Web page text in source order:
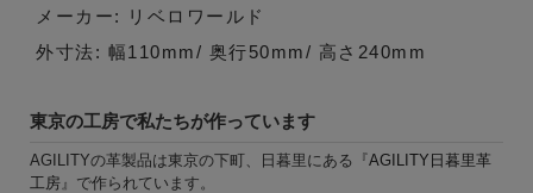
メーカー: リベロワールド
外寸法: 幅110mm/ 奥行50mm/ 高さ240mm
東京の工房で私たちが作っています
AGILITYの革製品は東京の下町、日暮里にある『AGILITY日暮里革
工房 』で作られています。